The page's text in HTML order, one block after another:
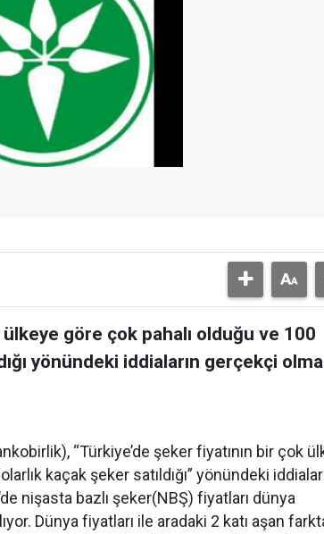
göre çok pahalı olduğu ve 100
yönündeki iddiaların gerçekçi
“Türkiye’de şeker fiyatının bir çok
kaçak şeker satıldığı” yönündeki
nişasta bazlı şeker(NBŞ) fiyatları dünya
Dünya fiyatları ile aradaki 2 katı aşan